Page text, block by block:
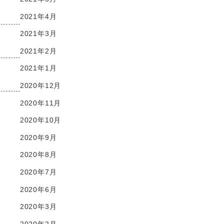
2021年4月
2021年3月
2021年2月
2021年1月
2020年12月
2020年11月
2020年10月
2020年9月
2020年8月
2020年7月
2020年6月
2020年3月